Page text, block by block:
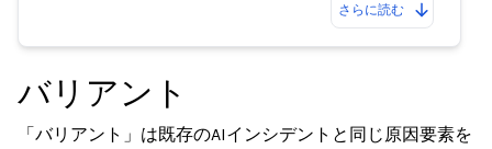
さらに読む
バリアント
「バリアント」は既存のAIインシデントと同じ原因要素を